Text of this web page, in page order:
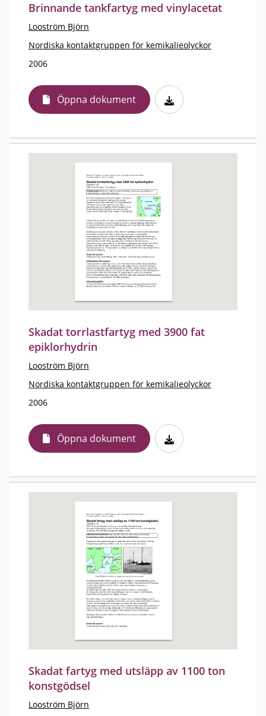
Brinnande tankfartyg med vinylacetat
Looström Björn
Nordiska kontaktgruppen för kemikalieolyckor
2006
Öppna dokument
Skadat torrlastfartyg med 3900 fat
epiklorhydrin
Looström Björn
Nordiska kontaktgruppen för kemikalieolyckor
2006
Öppna dokument
Skadat fartyg med utsläpp av 1100 ton
konstgödsel
Looström Björn